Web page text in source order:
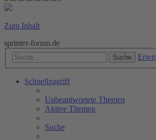
Zum Inhalt
sprinter-forum.de
Suche
Schnellzugriff
Unbeantwortete Themen
Aktive Themen
Suche